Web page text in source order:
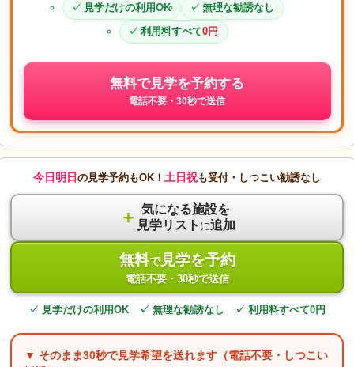
見学だけの利用OK
無理な勧誘なし
利用料すべて0円
無料で見学を予約する
電話不要・30秒で送信
今日明日 の見学予約もOK！ 土日祝も受付・しつこい勧誘なし
＋ 気になる施設を
見学リスト に追加
無料で見学を予約
電話不要・30秒で送信
✓ 見学だけの利用OK ✓ 無理な勧誘なし ✓ 利用料すべて0円
▼ そのまま30秒で見学希望を送れます（電話不要・しつこい